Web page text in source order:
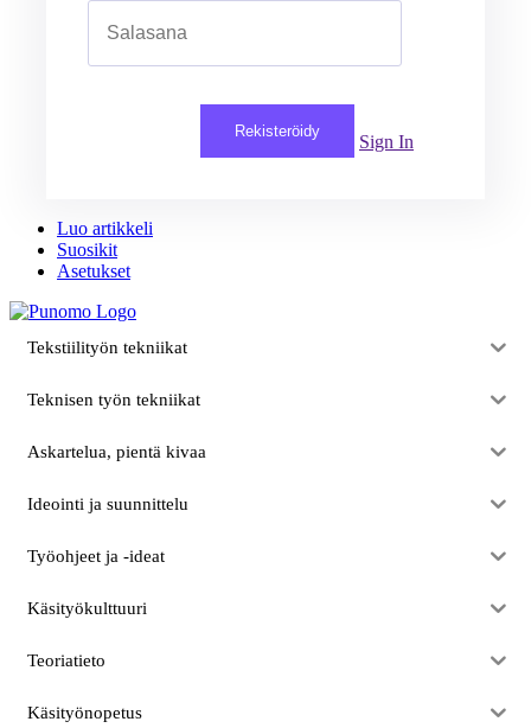
Rekisteröidy
Sign In
Luo artikkeli
Suosikit
Asetukset
Tekstiilityön tekniikat
Teknisen työn tekniikat
Askartelua, pientä kivaa
Ideointi ja suunnittelu
Työohjeet ja -ideat
Käsityökulttuuri
Teoriatieto
Käsityönopetus